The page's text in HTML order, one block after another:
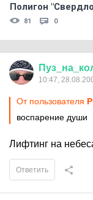
Полигон
81 0
Пуз на
10:47,
От пользователя
воспарение души
Лифтинг на
Ответить